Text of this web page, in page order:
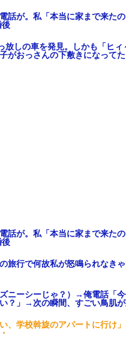
話が。私「本当に家まで来た
後
放しの車を発見。しかも「ヒィ
がおっさんの下敷きになってた
話が。私「本当に家まで来た
後
旅行で何故私が怒鳴られなき
ニーシーじゃ？）→俺電話「
？」→次の瞬間、すごい鳥肌
、学校斡旋のアパートに行け